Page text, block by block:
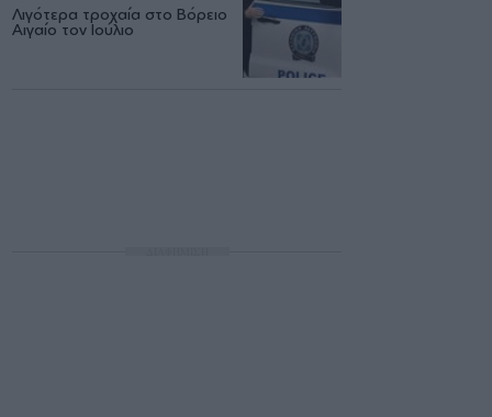
Λιγότερα τροχαία στο Βόρειο
Αιγαίο τον Ιούλιο